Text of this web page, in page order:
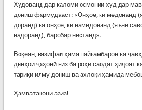
Худованд дар каломи осмонии худ дар
дониш фармудааст: «Онҳое, ки медонанд
доранд) ва онҳое, ки намедонанд (яъне
надоранд), баробар нестанд».
Воқеан, вазифаи ҳама пайғамбарон ва
динҳои ҷаҳонӣ низ ба роҳи саодат ҳидоят
тариқи илму дониш ва ахлоқи ҳамида
Ҳамватанони азиз!